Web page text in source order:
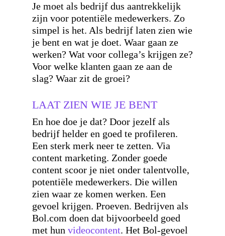
Je moet als bedrijf dus aantrekkelijk
zijn voor potentiële medewerkers. Zo
simpel is het. Als bedrijf laten zien wie
je bent en wat je doet. Waar gaan ze
werken? Wat voor collega’s krijgen ze?
Voor welke klanten gaan ze aan de
slag? Waar zit de groei?
LAAT ZIEN WIE JE BENT
En hoe doe je dat? Door jezelf als
bedrijf helder en goed te profileren.
Een sterk merk neer te zetten. Via
content marketing. Zonder goede
content scoor je niet onder talentvolle,
potentiële medewerkers. Die willen
zien waar ze komen werken. Een
gevoel krijgen. Proeven. Bedrijven als
Bol.com doen dat bijvoorbeeld goed
met hun videocontent. Het Bol-gevoel